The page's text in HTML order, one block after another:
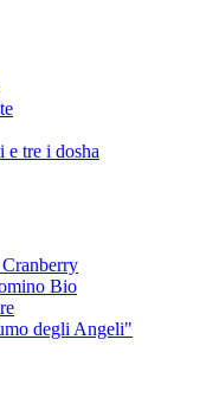
e tre i dosha
Bio
degli Angeli"